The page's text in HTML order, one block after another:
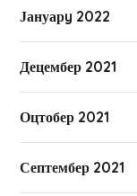
Јануарy 2022
Децембер 2021
Оцтобер 2021
Септембер 2021